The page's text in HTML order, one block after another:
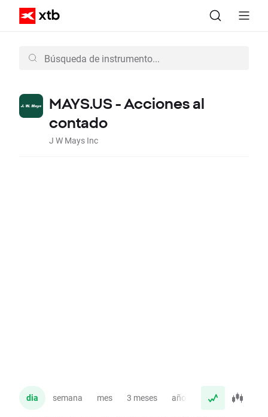
MAYS.US - Acciones al
contado
J W Mays Inc
dia semana mes 3 meses año